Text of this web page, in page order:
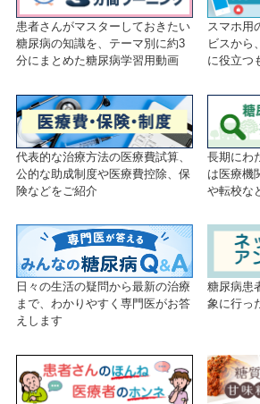
患者さんがマスターしておきたい
糖尿病の知識を、テーマ別に約3
分にまとめた糖尿病学習用動画
スマホ用
ビスから
に役立つ
代表的な治療方法の医療費試算、
公的な助成制度や医療費控除、保
険などをご紹介
長期にわ
は医療機
や転校な
日々の生活の疑問から最新の治療
まで、わかりやすく専門医がお答
えします
糖尿病患
象に行っ